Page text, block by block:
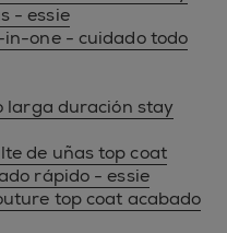
- essie
one - cuidado todo
larga duración stay
de uñas top coat
rápido - essie
top coat acabado